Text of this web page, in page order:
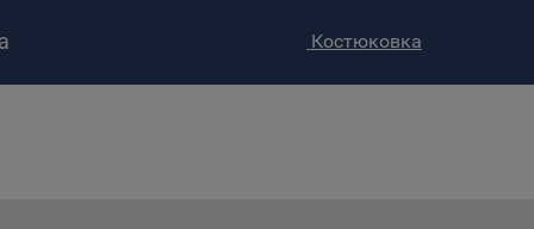
Костюковка